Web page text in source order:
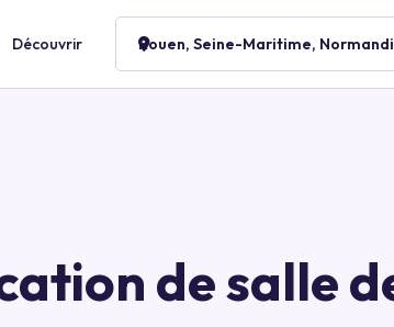
Découvrir Rouen, Seine-Maritime,
de salle